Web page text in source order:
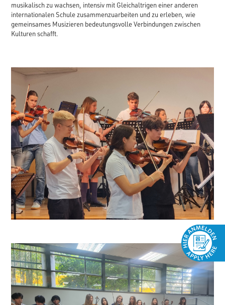
musikalisch zu wachsen, intensiv mit Gleichaltrigen einer anderen
internationalen Schule zusammenzuarbeiten und zu erleben, wie
gemeinsames Musizieren bedeutungsvolle Verbindungen zwischen
Kulturen schafft.